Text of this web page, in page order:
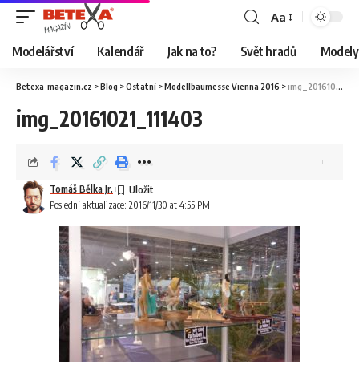
Aa
Modelářství Kalendář Jak na to? Svět hradů
Betexa-magazin.cz >Blog >Ostatní >Modellbaumesse Vienna 2016 >img_20161021_111403
img_20161021_111403
Poslední aktualizace: 2016/11/30 at 4:55 PM
Tomáš Bělka Jr.